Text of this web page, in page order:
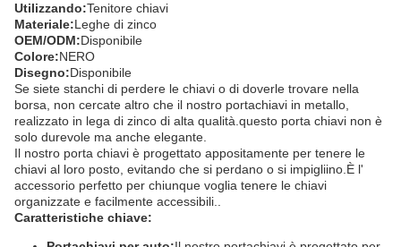
Utilizzando:Tenitore chiavi
Materiale:Leghe di zinco
OEM/ODM:Disponibile
Colore:NERO
Disegno:Disponibile
Se siete stanchi di perdere le chiavi o di doverle trovare nella
borsa, non cercate altro che il nostro portachiavi in metallo,
realizzato in lega di zinco di alta qualità.questo porta chiavi non è
solo durevole ma anche elegante.
Il nostro porta chiavi è progettato appositamente per tenere le
chiavi al loro posto, evitando che si perdano o si impigliino.È l'
accessorio perfetto per chiunque voglia tenere le chiavi
organizzate e facilmente accessibili..
Caratteristiche chiave: